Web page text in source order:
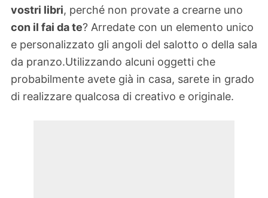
vostri libri, perché non provate a crearne uno
con il fai da te? Arredate con un elemento unico
e personalizzato gli angoli del salotto o della sala
da pranzo.Utilizzando alcuni oggetti che
probabilmente avete già in casa, sarete in grado
di realizzare qualcosa di creativo e originale.